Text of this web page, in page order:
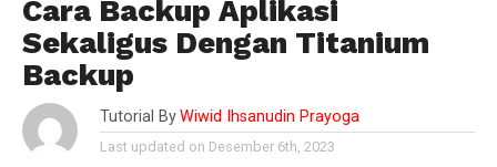
Cara Backup Aplikasi
Sekaligus Dengan Titanium
Backup
Tutorial By Wiwid Ihsanudin Prayoga
Last updated on Desember 6th, 2023